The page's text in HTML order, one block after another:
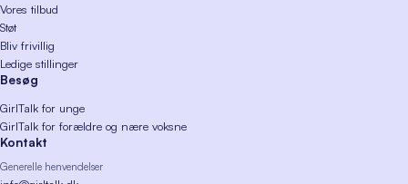
Vores tilbud
Støt
Bliv frivillig
Ledige stillinger
Besøg
GirlTalk for unge
GirlTalk for forældre og nære voksne
Kontakt
Generelle henvendelser